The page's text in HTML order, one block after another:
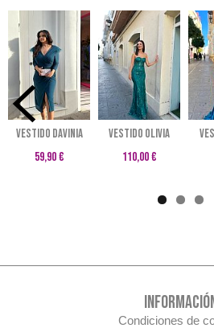
Vestido Davinia
59,90 €
Vestido Olivia
110,00 €
Condiciones de